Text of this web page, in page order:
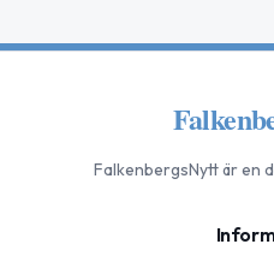
FalkenbergsNyttär en